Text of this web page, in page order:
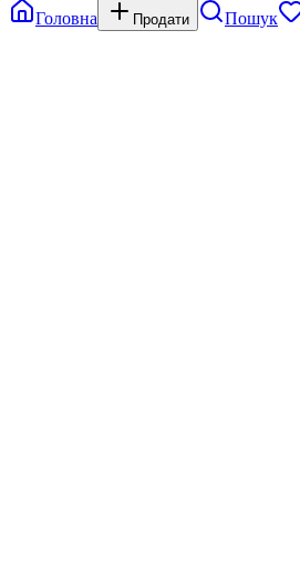
Головна
Продати Пошук